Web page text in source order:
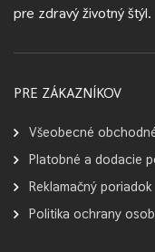
pre zdravý životný štýl.
PRE ZÁKAZNÍKOV
Všeobecné
Platobné a dodacie
Reklamačný poriadok
Politika ochrany